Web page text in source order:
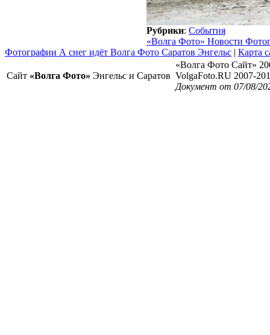
Рубрики: События
«Волга Фото» Новости
Фотографии А снег идёт Волга Фото Саратов Энгельс | Карта
Сайт «Волга Фото» Энгельс и Саратов
«Волга Фото Сайт»
VolgaFoto.RU 2007-
Документ от 07/08/